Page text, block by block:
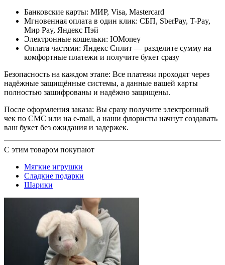
Банковские карты: МИР, Visa, Mastercard
Мгновенная оплата в один клик: СБП, SberPay, T-Pay,
Мир Pay, Яндекс Пэй
Электронные кошельки: ЮMoney
Оплата частями: Яндекс Сплит — разделите сумму на
комфортные платежи и получите букет сразу
Безопасность на каждом этапе: Все платежи проходят через
надёжные защищённые системы, а данные вашей карты
полностью зашифрованы и надёжно защищены.
После оформления заказа: Вы сразу получите электронный
чек по СМС или на e-mail, а наши флористы начнут создавать
ваш букет без ожидания и задержек.
С этим товаром покупают
Мягкие игрушки
Сладкие подарки
Шарики